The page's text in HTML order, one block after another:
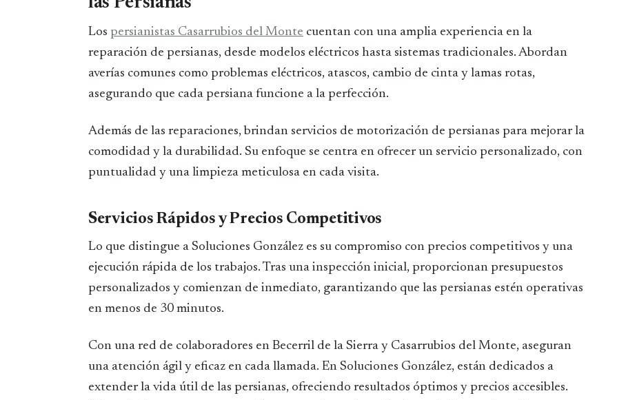
Los persianistas Casarrubios del Monte cuentan con una amplia experiencia en la
reparación de persianas, desde modelos eléctricos hasta sistemas tradicionales. Abordan
averías comunes como problemas eléctricos, atascos, cambio de cinta y lamas rotas,
asegurando que cada persiana funcione a la perfección.
Además de las reparaciones, brindan servicios de motorización de persianas para mejorar la
comodidad y la durabilidad. Su enfoque se centra en ofrecer un servicio personalizado, con
puntualidad y una limpieza meticulosa en cada visita.
Servicios Rápidos y Precios Competitivos
Lo que distingue a Soluciones González es su compromiso con precios competitivos y una
ejecución rápida de los trabajos. Tras una inspección inicial, proporcionan presupuestos
personalizados y comienzan de inmediato, garantizando que las persianas estén operativas
en menos de 30 minutos.
Con una red de colaboradores en Becerril de la Sierra y Casarrubios del Monte, aseguran
una atención ágil y eficaz en cada llamada. En Soluciones González, están dedicados a
extender la vida útil de las persianas, ofreciendo resultados óptimos y precios accesibles.